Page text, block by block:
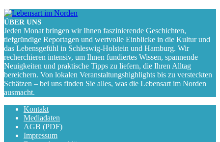
ÜBER UNS
Jeden Monat bringen wir Ihnen faszinierende Geschichten,
tiefgründige Reportagen und wertvolle Einblicke in die Kultur und
das Lebensgefühl in Schleswig-Holstein und Hamburg. Wir
recherchieren intensiv, um Ihnen fundiertes Wissen, spannende
Neuigkeiten und praktische Tipps zu liefern, die Ihren Alltag
bereichern. Von lokalen Veranstaltungshighlights bis zu versteckten
Schätzen – bei uns finden Sie alles, was die Lebensart im Norden
ausmacht.
Kontakt
Mediadaten
AGB (PDF)
Impressum